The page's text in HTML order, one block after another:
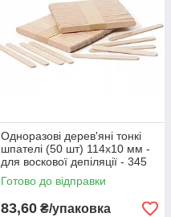
Одноразові дерев'яні тонкі
шпателі (50 шт) 114х10 мм -
для воскової депіляції - 345
Готово до відправки
83,60 ₴/упаковка